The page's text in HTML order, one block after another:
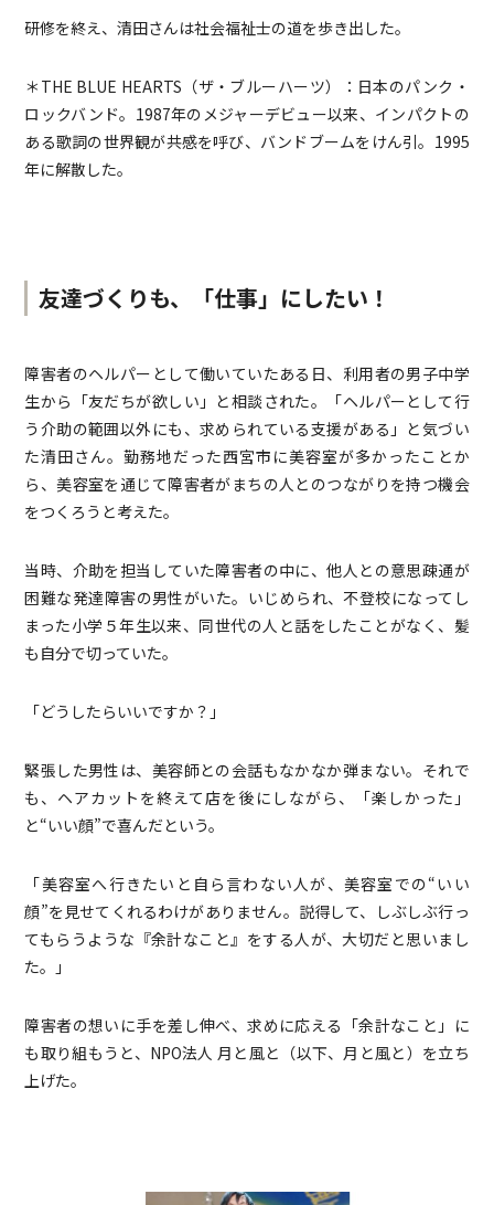
研修を終え、清田さんは社会福祉士の道を歩き出した。
＊THE BLUE HEARTS（ザ・ブルーハーツ）：日本のパンク・
ロックバンド。1987年のメジャーデビュー以来、インパクトの
ある歌詞の世界観が共感を呼び、バンドブームをけん引。1995
年に解散した。
友達づくりも、「仕事」にしたい！
障害者のヘルパーとして働いていたある日、利用者の男子中学
生から「友だちが欲しい」と相談された。「ヘルパーとして行
う介助の範囲以外にも、求められている支援がある」と気づい
た清田さん。勤務地だった西宮市に美容室が多かったことか
ら、美容室を通じて障害者がまちの人とのつながりを持つ機会
をつくろうと考えた。
当時、介助を担当していた障害者の中に、他人との意思疎通が
困難な発達障害の男性がいた。いじめられ、不登校になってし
まった小学５年生以来、同世代の人と話をしたことがなく、髪
も自分で切っていた。
「どうしたらいいですか？」
緊張した男性は、美容師との会話もなかなか弾まない。それで
も、ヘアカットを終えて店を後にしながら、「楽しかった」
と“いい顔”で喜んだという。
「美容室へ行きたいと自ら言わない人が、美容室での“いい
顔”を見せてくれるわけがありません。説得して、しぶしぶ行っ
てもらうような『余計なこと』をする人が、大切だと思いまし
た。」
障害者の想いに手を差し伸べ、求めに応える「余計なこと」に
も取り組もうと、NPO法人 月と風と（以下、月と風と）を立ち
上げた。